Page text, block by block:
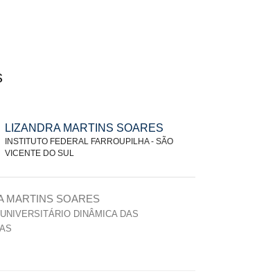
LIZANDRA MARTINS SOARES
INSTITUTO FEDERAL FARROUPILHA - SÃO
VICENTE DO SUL
MARTINS SOARES
DINÂMICA DAS